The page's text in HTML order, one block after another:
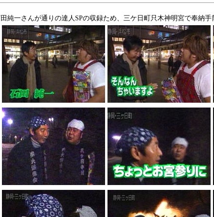
純一さんが通りの達人SPの収録ため、三ケ日町只木神明宮で奉納手